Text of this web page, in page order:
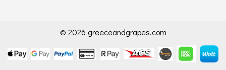
© 2026 greeceandgrapes.com